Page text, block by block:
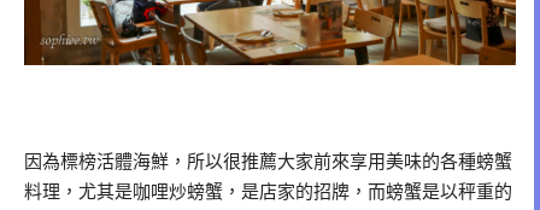
因為標榜活體海鮮，所以很推薦大家前來享用美味的各種螃蟹
料理，尤其是咖哩炒螃蟹，是店家的招牌，而螃蟹是以秤重的